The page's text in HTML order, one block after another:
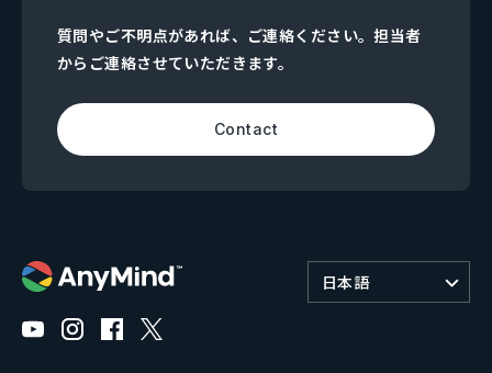
質問やご不明点があれば、ご連絡ください。担当者
からご連絡させていただきます。
Contact
日本語